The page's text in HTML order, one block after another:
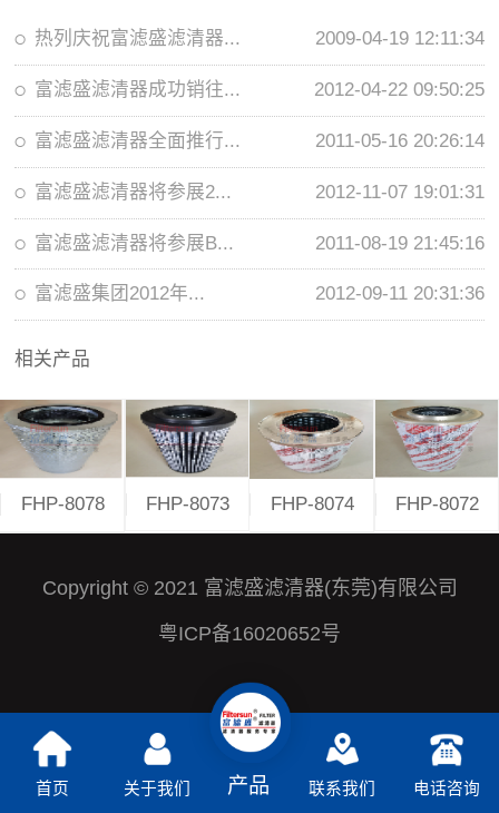
热列庆祝富滤盛滤清器... 2009-04-19 12:11:34
富滤盛滤清器成功销往... 2012-04-22 09:50:25
富滤盛滤清器全面推行... 2011-05-16 20:26:14
富滤盛滤清器将参展2... 2012-11-07 19:01:31
富滤盛滤清器将参展B... 2011-08-19 21:45:16
富滤盛集团2012年... 2012-09-11 20:31:36
相关产品
FHP-8078 FHP-8073 FHP-8074 FHP-8072
Copyright © 2021 富滤盛滤清器(东莞)有限公司
粤ICP备16020652号
产品
首页 关于我们 联系我们 电话咨询